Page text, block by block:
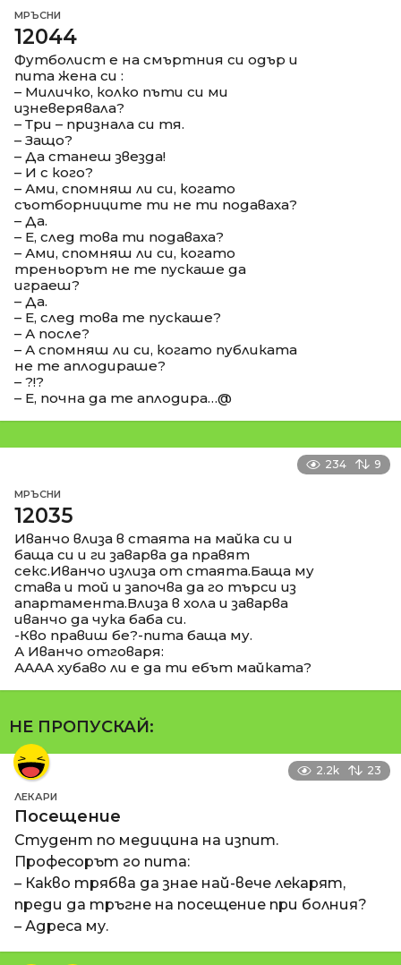
МРЪСНИ
12044
Футболист е на смъртния си одър и
пита жена си :
– Миличко, колко пъти си ми
изневерявала?
– Три – признала си тя.
– Защо?
– Да станеш звезда!
– И с кого?
– Ами, спомняш ли си, когато
съотборниците ти не ти подаваха?
– Да.
– Е, след това ти подаваха?
– Ами, спомняш ли си, когато
треньорът не те пускаше да
играеш?
– Да.
– Е, след това те пускаше?
– А после?
– А спомняш ли си, когато публиката
не те аплодираше?
– ?!?
– Е, почна да те аплодира…@
234 9
МРЪСНИ
12035
Иванчо влиза в стаята на майка си и
баща си и ги заварва да правят
секс.Иванчо излиза от стаята.Баща му
става и той и започва да го търси из
апартамента.Влиза в хола и заварва
иванчо да чука баба си.
-Кво правиш бе?-пита баща му.
А Иванчо отговаря:
АААА хубаво ли е да ти ебът майката?
НЕ ПРОПУСКАЙ:
2.2k 23
ЛЕКАРИ
Посещение
Студент по медицина на изпит.
Професорът го пита:
– Какво трябва да знае най-вече лекарят,
преди да тръгне на посещение при болния?
– Адреса му.